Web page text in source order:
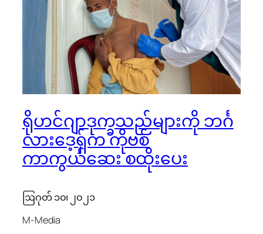
ရိုဟင်ဂျာဒုက္ခသည်များကို ဘင်္ဂ
လားဒေ့ရှ်က ကိုဗစ်
ကာကွယ်ဆေး စထိုးပေး
​ဩဂုတ် ၁၀၊ ၂၀၂၁
M-Media